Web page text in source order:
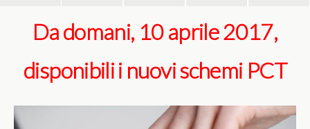
Da domani, 10 aprile 2017,
disponibili i nuovi schemi PCT